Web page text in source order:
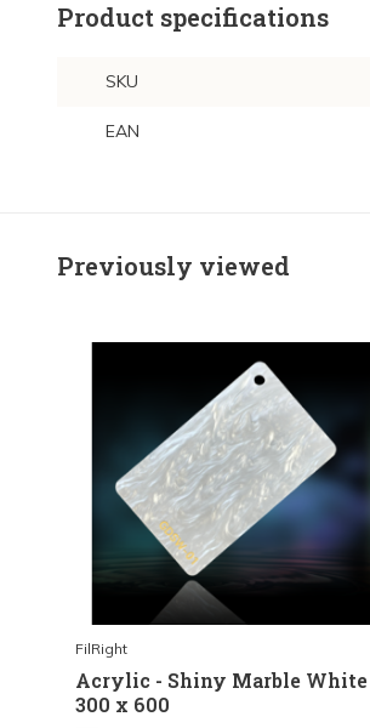
Product specifications
SKU
EAN
Previously viewed
FilRight
Acrylic - Shiny Marble White
300 x 600